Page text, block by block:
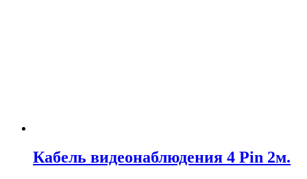
Кабель видеонаблюдения 4 Pin 2м.